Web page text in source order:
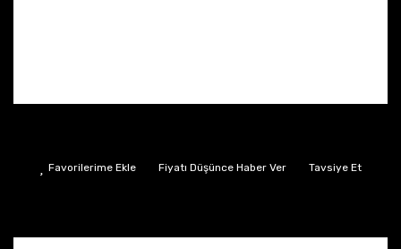
Fiyatı Düşünce Haber Ver Tavsiye Et